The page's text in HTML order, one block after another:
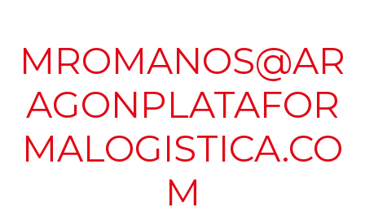
MROMANOS@AR
AGONPLATAFOR
MALOGISTICA.CO
M